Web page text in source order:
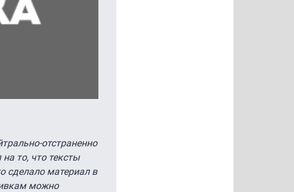
отстраненно
то, что тексты
сделало материал в
можно